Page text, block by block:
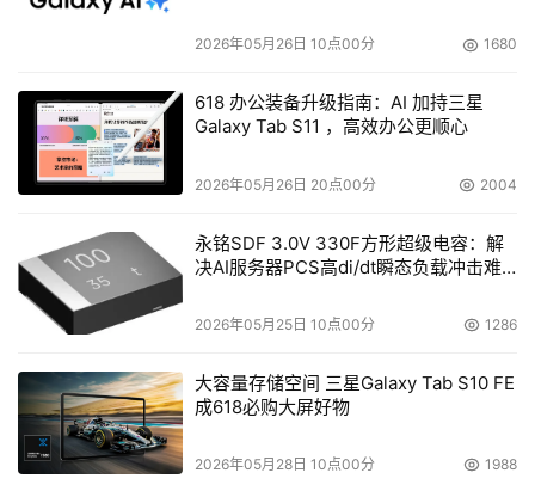
Unitrends日前宣布，其推出的数据保护单元网络存储专
返传输备份数据，实现了真正意义上的离线存储。
外包服务商Vaultlogix相中Constant Data的软件技术
Vaultlogix日前宣布采用数据可靠性存储软件开发商
Constant Data的实时数据复制软件Constant
Replicator，将用户托管的数据复制到备份站点上。目前全
球已有超过450家企业在使用Vaultlogix所提供的关键业务
数据保管服务。
本文来源于DOIT传媒，文章内容仅供参考，不构成投资建议。
2026年05月26日 10点00分 1680
618 办公装备升级指南：AI 加持三星
Galaxy Tab S11 ，高效办公更顺心
2026年05月26日 20点00分 2004
永铭SDF 3.0V 330F方形超级电容：解
决AI服务器PCS高di/dt瞬态负载冲击难
2026年05月25日 10点00分 1286
大容量存储空间 三星Galaxy Tab S10 FE
成618必购大屏好物
2026年05月28日 10点00分 1988